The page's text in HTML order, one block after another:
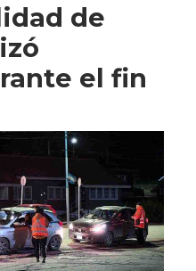
de
el fin